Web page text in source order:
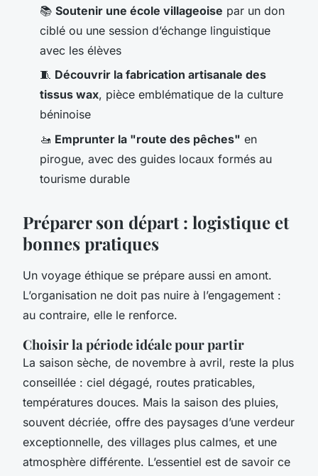
📚 Soutenir une école villageoise par un don
ciblé ou une session d’échange linguistique
avec les élèves
🧵 Découvrir la fabrication artisanale des
tissus wax, pièce emblématique de la culture
béninoise
🚤 Emprunter la "route des pêches" en
pirogue, avec des guides locaux formés au
tourisme durable
Préparer son départ : logistique et
bonnes pratiques
Un voyage éthique se prépare aussi en amont.
L’organisation ne doit pas nuire à l’engagement :
au contraire, elle le renforce.
Choisir la période idéale pour partir
La saison sèche, de novembre à avril, reste la plus
conseillée : ciel dégagé, routes praticables,
températures douces. Mais la saison des pluies,
souvent décriée, offre des paysages d’une verdeur
exceptionnelle, des villages plus calmes, et une
atmosphère différente. L’essentiel est de savoir ce